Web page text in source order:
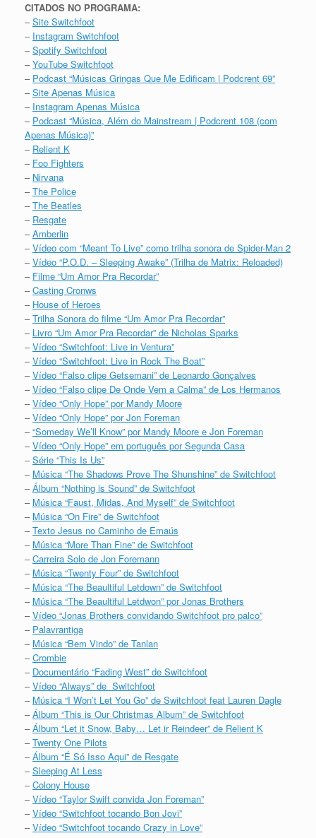
CITADOS NO PROGRAMA:
–Site Switchfoot
– Instagram Switchfoot
–Spotify Switchfoot
–YouTube Switchfoot
– Podcast “Músicas Gringas Que Me Edificam | Podcrent 69”
–Site Apenas Música
– Instagram Apenas Música
– Podcast “Música, Além do Mainstream | Podcrent 108 (com
Apenas Música)”
– Relient K
– Foo Fighters
– Nirvana
–The Police
–The Beatles
– Resgate
–Amberlin
–Vídeo com “Meant To Live” como trilha sonora de Spider-Man 2
–Vídeo “P.O.D. – Sleeping Awake” (Trilha de Matrix: Reloaded)
– Filme “Um Amor Pra Recordar”
–Casting Cronws
– House of Heroes
–Trilha Sonora do filme “Um Amor Pra Recordar”
– Livro “Um Amor Pra Recordar” de Nicholas Sparks
–Vídeo “Switchfoot: Live in Ventura”
–Vídeo “Switchfoot: Live in Rock The Boat”
–Vídeo “Falso clipe Getsemani” de Leonardo Gonçalves
–Vídeo “Falso clipe De Onde Vem a Calma” de Los Hermanos
–Vídeo “Only Hope” por Mandy Moore
–Vídeo “Only Hope” por Jon Foreman
–“Someday We’ll Know” por Mandy Moore e Jon Foreman
–Vídeo “Only Hope” em português por Segunda Casa
–Série “This Is Us”
– Música “The Shadows Prove The Shunshine” de Switchfoot
–Álbum “Nothing is Sound” de Switchfoot
– Música “Faust, Midas, And Myself” de Switchfoot
– Música “On Fire” de Switchfoot
–Texto Jesus no Caminho de Emaús
– Música “More Than Fine” de Switchfoot
–Carreira Solo de Jon Foremann
– Música “Twenty Four” de Switchfoot
– Música “The Beaultiful Letdown” de Switchfoot
– Música “The Beaultiful Letdwon” por Jonas Brothers
–Vídeo “Jonas Brothers convidando Switchfoot pro palco”
– Palavrantiga
– Música “Bem Vindo” de Tanlan
–Crombie
– Documentário “Fading West” de Switchfoot
–Vídeo “Always” de Switchfoot
– Música “I Won’t Let You Go” de Switchfoot feat Lauren Dagle
–Álbum “This is Our Christmas Album” de Switchfoot
–Álbum “Let it Snow, Baby… Let ir Reindeer” de Relient K
–Twenty One Pilots
–Álbum “É Só Isso Aqui” de Resgate
–Sleeping At Less
–Colony House
–Vídeo “Taylor Swift convida Jon Foreman”
–Vídeo “Switchfoot tocando Bon Jovi”
–Vídeo “Switchfoot tocando Crazy in Love”